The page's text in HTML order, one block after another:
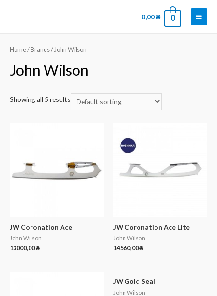
0,00₴ 0
Home/ Brands / John Wilson
John Wilson
Showing all 5 results
JW Coronation Ace
John Wilson
13000,00₴
JW Coronation Ace Lite
John Wilson
14560,00₴
JW Gold Seal
John Wilson